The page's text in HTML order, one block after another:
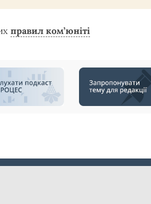
правил ком’юніті